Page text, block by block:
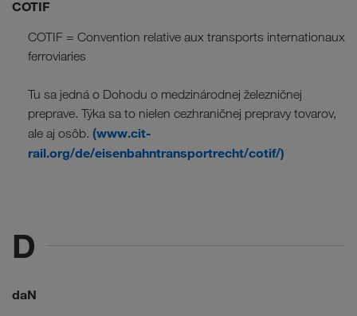
COTIF
COTIF = Convention relative aux transports internationaux
ferroviaries
Tu sa jedná o Dohodu o medzinárodnej železničnej
preprave. Týka sa to nielen cezhraničnej prepravy tovarov,
ale aj osôb. (www.cit-
rail.org/de/eisenbahntransportrecht/cotif/)
D
daN